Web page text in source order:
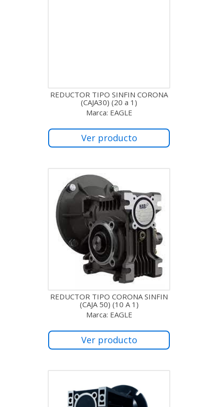
REDUCTOR TIPO SINFIN CORONA
(CAJA30) (20 a 1)
Marca: EAGLE
Ver producto
REDUCTOR TIPO CORONA SINFIN
(CAJA 50) (10 A 1)
Marca: EAGLE
Ver producto